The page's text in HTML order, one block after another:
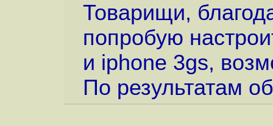
Товарищи,
попробую
и iphone 3gs,
По результатам